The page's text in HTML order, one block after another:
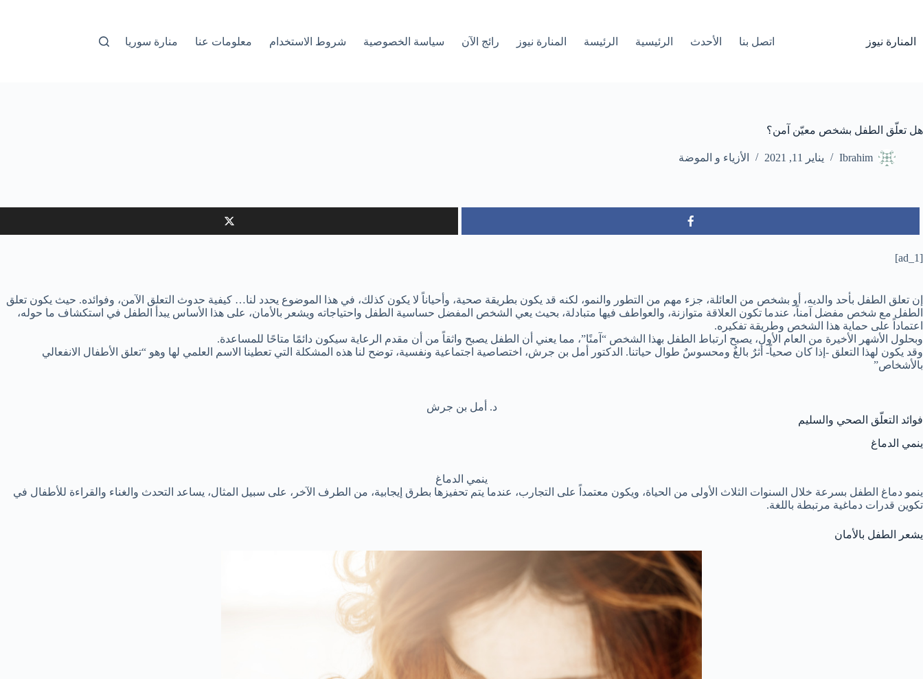
المنارة نيوز اتصل بنا الأحدث الرئيسية الرئیسة المنارة نيوز رائج الآن سياسة الخصوصية شروط الاستخدام معلومات عنا منارة سوريا
هل تعلّق الطفل بشخص معيّن آمن؟
Ibrahim يناير 11, 2021 الأزياء و الموضة
[ad_1]
إن تعلق الطفل بأحد والديه، أو بشخص من العائلة، جزء مهم من التطور والنمو، لكنه قد يكون بطريقة صحية، وأحياناً لا يكون كذلك، في هذا الموضوع يحدد لنا… كيفية حدوث التعلق الآمن، وفوائده. حيث يكون تعلق
الطفل مع شخص مفضل آمناً، عندما تكون العلاقة متوازنة، والعواطف فيها متبادلة، بحيث يعي الشخص المفضل حساسية الطفل واحتياجاته ويشعر بالأمان، على هذا الأساس يبدأ الطفل في استكشاف ما حوله،
اعتماداً على حماية هذا الشخص وطريقة تفكيره.
وبحلول الأشهر الأخيرة من العام الأول، يصبح ارتباط الطفل بهذا الشخص “آمنًا”، مما يعني أن الطفل يصبح واثقاً من أن مقدم الرعاية سيكون دائمًا متاحًا للمساعدة.
وقد يكون لهذا التعلق -إذا كان صحياً- أثرٌ بالغٌ ومحسوسٌ طوال حياتنا. الدكتور أمل بن جرش، اختصاصية اجتماعية ونفسية، توضح لنا هذه المشكلة التي تعطينا الاسم العلمي لها وهو “تعلق الأطفال الانفعالي
بالأشخاص”
د. أمل بن جرش
فوائد التعلّق الصحي والسليم
ينمي الدماغ
ينمي الدماغ
ينمو دماغ الطفل بسرعة خلال السنوات الثلاث الأولى من الحياة، ويكون معتمداً على التجارب، عندما يتم تحفيزها بطرق إيجابية، من الطرف الآخر، على سبيل المثال، يساعد التحدث والغناء والقراءة للأطفال في
تكوين قدرات دماغية مرتبطة باللغة.
يشعر الطفل بالأمان